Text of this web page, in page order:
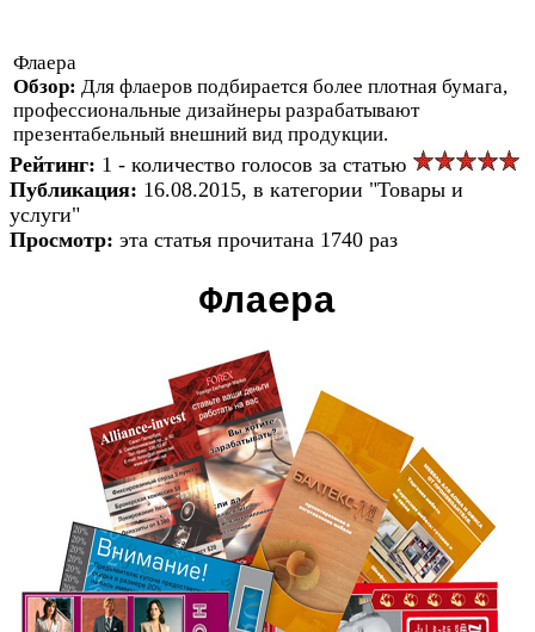
Флаера
Обзор: Для флаеров подбирается более плотная бумага,
профессиональные дизайнеры разрабатывают
презентабельный внешний вид продукции.
Рейтинг: 1 - количество голосов за статью
Публикация: 16.08.2015, в категории "Товары и
услуги"
Просмотр: эта статья прочитана 1740 раз
Флаера